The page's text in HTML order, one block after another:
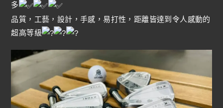
多
品質，工藝，設計，手感，易打性，距離皆達到令人感動的
超高等級